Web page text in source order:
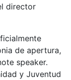
director
de apertura,
speaker.
y Juventud